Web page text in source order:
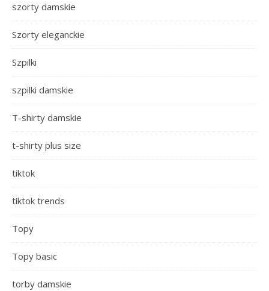
szorty damskie
Szorty eleganckie
Szpilki
szpilki damskie
T-shirty damskie
t-shirty plus size
tiktok
tiktok trends
Topy
Topy basic
torby damskie